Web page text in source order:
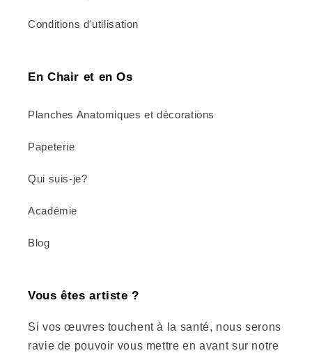
Conditions d'utilisation
En Chair et en Os
Planches Anatomiques et décorations
Papeterie
Qui suis-je?
Académie
Blog
Vous êtes artiste ?
Si vos œuvres touchent à la santé, nous serons
ravie de pouvoir vous mettre en avant sur notre